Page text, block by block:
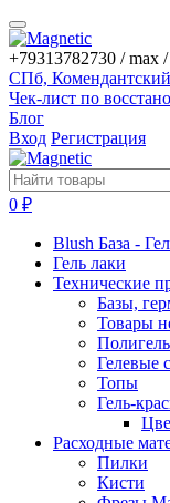
+79313782730 /
СПб,
Чек-лист по
Блог
Вход Регистрация
0 ₽
Blush База -
Гель лаки
Технические
Базы,
Товары
Гелевые
Топы
Гель-
Расходные
Пилки
Кисти